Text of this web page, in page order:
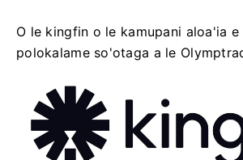
O le kingfin o le kamupani aloa'ia
polokalame so'otaga a le